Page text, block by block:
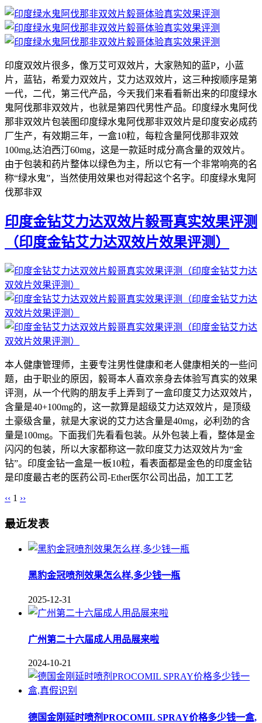
印度双效片很多，像万艾可双效片，大家熟知的蓝P，小蓝
片，蓝钻，希爱力双效片，艾力达双效片，这三种按顺序是第
一代，二代，第三代产品，今天我们来看看新出来的印度绿水
鬼阿伐那非双效片，也就是第四代男性产品。印度绿水鬼阿伐
那非双效片包装图印度绿水鬼阿伐那非双效片是印度安必成药
厂生产，有效期三年，一盒10粒，每粒含量阿伐那非双效
100mg,达泊西汀60mg，这是一款延时成分高含量的双效片。
由于包装和药片整体以绿色为主，所以它有一个非常响亮的名
称“绿水鬼”，当然使用效果也对得起这个名字。印度绿水鬼阿
伐那非双
印度金钻艾力达双效片毅哥真实效果评测
（印度金钻艾力达双效片效果评测）
本人健康管理师，主要专注男性健康和老人健康相关的一些问
题，由于职业的原因，毅哥本人喜欢亲身去体验写真实的效果
评测，从一个代购的朋友手上弄到了一盒印度艾力达双效片，
含量是40+100mg的，这一款算是超级艾力达双效片，是顶级
土豪级含量，就是大家说的艾力达含量是40mg，必利劲的含
量是100mg。下面我们先看看包装。从外包装上看，整体是金
闪闪的包装，所以大家都称这一款印度艾力达双效片为“金
钻”。印度金钻一盒是一板10粒，看表面都是金色的印度金钻
是印度最古老的医药公司-Ether医尔公司出品，加工工艺
‹‹ 1 ››
最近发表
黑豹金冠喷剂效果怎么样,多少钱一瓶
2025-12-31
广州第二十六届成人用品展来啦
2024-10-21
德国金刚延时喷剂PROCOMIL SPRAY价格多少钱一盒,